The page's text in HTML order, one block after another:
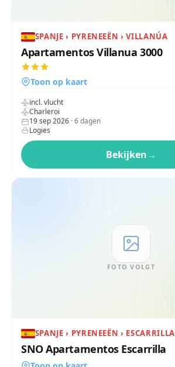
SPANJE › PYRENEEËN › VILLANÚA
Apartamentos Villanua 3000
Toon op kaart
incl. vlucht
Charleroi
19 sep 2026 ·6dagen
Logies
Bekijken→
FOTO VOLGT
SPANJE › PYRENEEËN › ESCARRILLA
SNO Apartamentos Escarrilla